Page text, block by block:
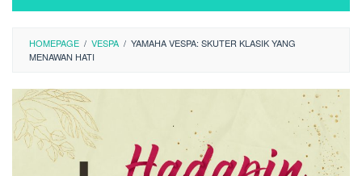
HOMEPAGE / VESPA / YAMAHA VESPA: SKUTER KLASIK YANG
MENAWAN HATI